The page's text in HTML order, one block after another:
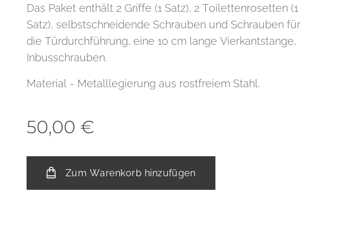
Das Paket enthält 2 Griffe (1 Satz), 2 Toilettenrosetten (1
Satz), selbstschneidende Schrauben und Schrauben für
die Türdurchführung, eine 10 cm lange Vierkantstange,
Inbusschrauben.
Material - Metalllegierung aus rostfreiem Stahl.
50,00 €
Zum Warenkorb hinzufügen